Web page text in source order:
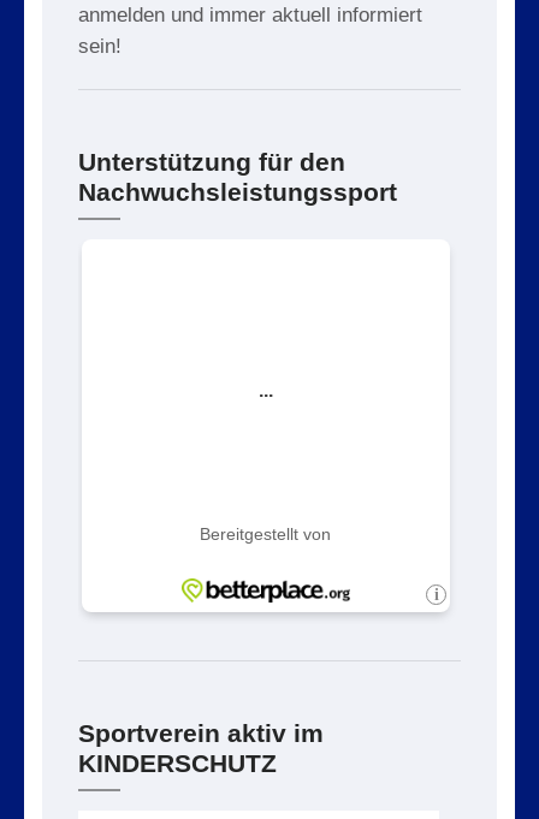
anmelden und immer aktuell informiert
sein!
Unterstützung für den
Nachwuchsleistungssport
Sportverein aktiv im
KINDERSCHUTZ